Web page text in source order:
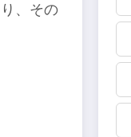
、その